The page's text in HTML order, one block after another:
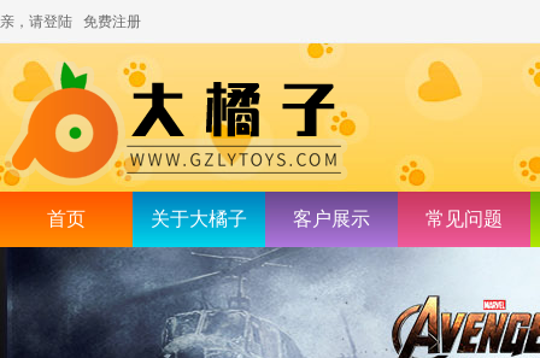
亲，请登陆 免费注册
首页 关于大橘子 客户展示 常见问题